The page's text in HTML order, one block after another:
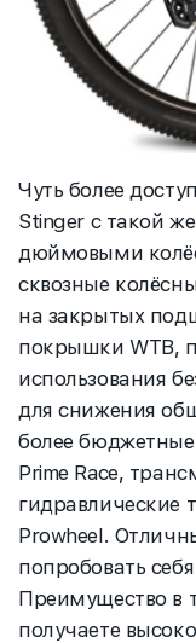
Чуть более
Stinger с такой
дюймовыми
сквозные
на закрытых
покрышки WTB,
использования
для снижения
более
Prime Race,
гидравлические
Prowheel.
попробовать
Преимущество в
получаете